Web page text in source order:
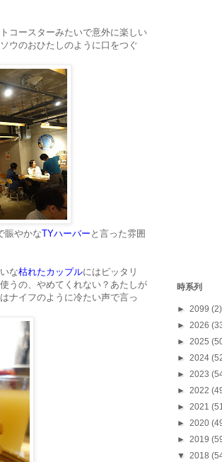
コースターみたいで意外に楽しい
ウのおひたしのように口をつぐ
賑やかなTYハーバー と言った雰囲
な枯れたカップルにはピッタリ
うの、やめてくれない？あたしが
ナイフのように冷たい声で言っ
時系列
► 2099 (2)
► 2026
► 2025
► 2024
► 2023
► 2022
► 2021
► 2020
► 2019
▼ 2018